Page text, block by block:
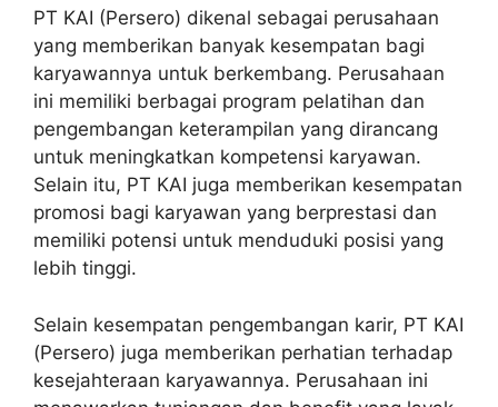
PT KAI (Persero) dikenal sebagai perusahaan
yang memberikan banyak kesempatan bagi
karyawannya untuk berkembang. Perusahaan
ini memiliki berbagai program pelatihan dan
pengembangan keterampilan yang dirancang
untuk meningkatkan kompetensi karyawan.
Selain itu, PT KAI juga memberikan kesempatan
promosi bagi karyawan yang berprestasi dan
memiliki potensi untuk menduduki posisi yang
lebih tinggi.
Selain kesempatan pengembangan karir, PT KAI
(Persero) juga memberikan perhatian terhadap
kesejahteraan karyawannya. Perusahaan ini